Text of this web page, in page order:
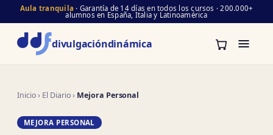
Aula tranquila · Garantía de 14 días en todos los cursos · 200.000+
alumnos en España, Italia y Latinoamérica
divulgacióndinámica
Inicio› El Diario› Mejora Personal
MEJORA PERSONAL